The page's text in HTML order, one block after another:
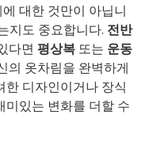
대한 것만이 아닙니
지도 중요합니다. 전반
다면 평상복 또는 운동
의 옷차림을 완벽하게
한 디자인이거나 장식
미있는 변화를 더할 수